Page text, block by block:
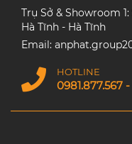
Trụ Sở & Showroom
Hà Tĩnh - Hà Tĩnh
Email:
HOTLINE
0981.877.567